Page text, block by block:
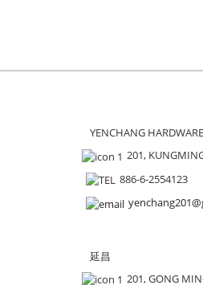
YENCHANG
201,
886-6-2554123
延昌
201, GONG